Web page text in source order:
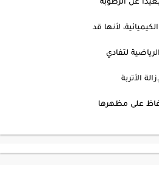
لأنها قد
لتفادي
الأتربة
على مظهرها